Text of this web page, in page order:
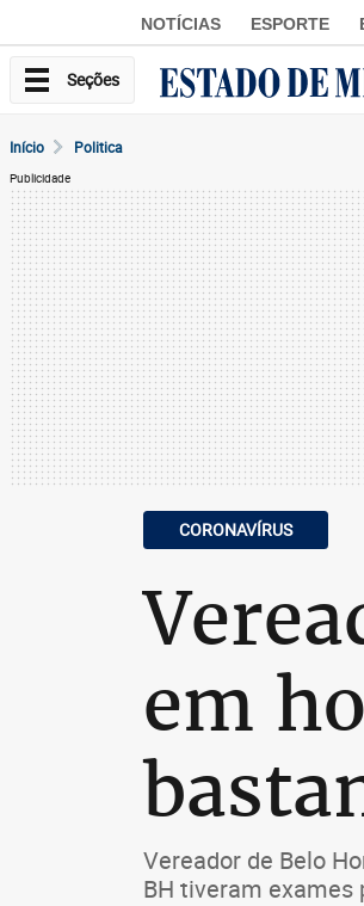
NOTÍCIAS ESPORTE
Seções
Início Politica
Publicidade
CORONAVÍRUS
em
Vereador de Belo
BH tiveram exames